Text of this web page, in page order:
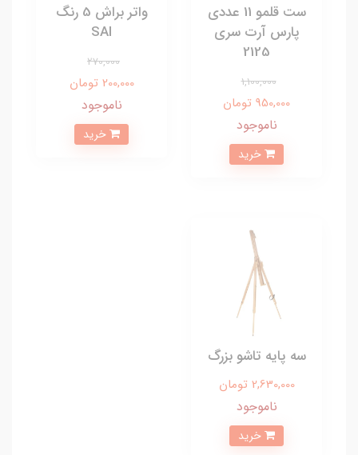
ست قلمو 11 عددی
پارس آرت سری
2125
1,100,000
950,000 تومان
ناموجود
واتر براش 5 رنگ
SAI
270,000
200,000 تومان
ناموجود
سه پایه تاشو بزرگ
2,630,000 تومان
ناموجود